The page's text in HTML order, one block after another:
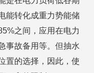
能转化成重力势能储
之间，应用在电力
事故备用等。但抽水
置的选择，因此，使